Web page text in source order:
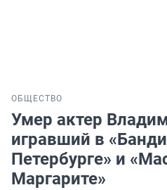
ОБЩЕСТВО
Умер актер
игравший в
Петербурге» и
Маргарите»